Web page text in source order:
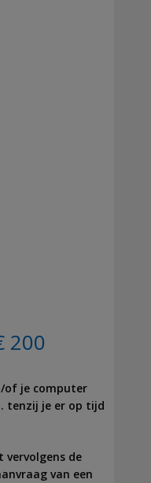
200
of je computer
tenzij je er op tijd
vervolgens de
van een